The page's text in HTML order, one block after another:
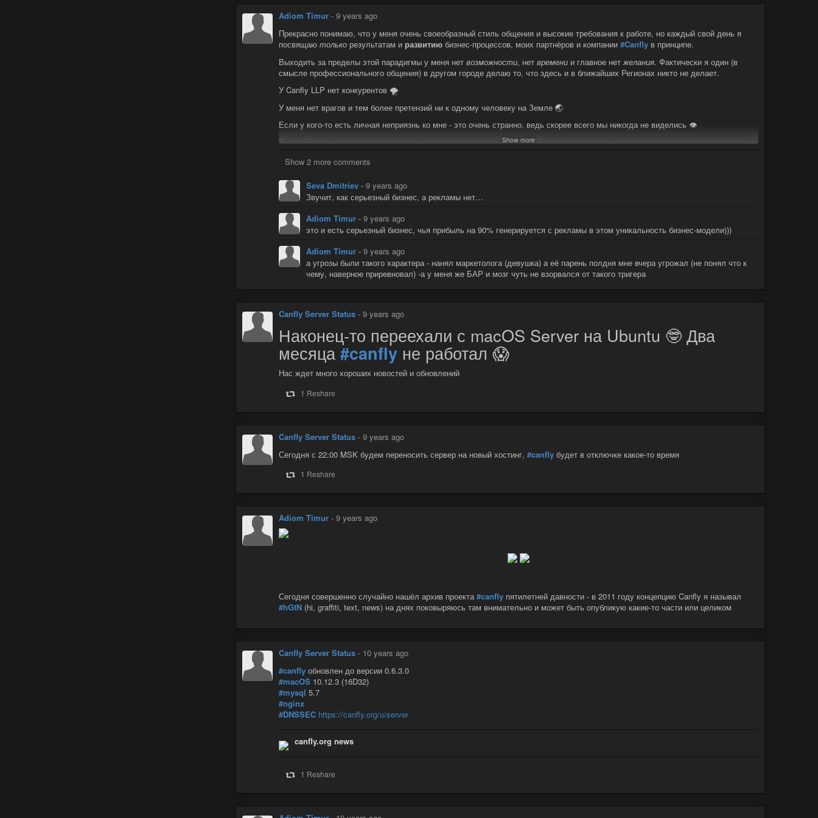
#lang_ru #canfly #vzm
ps) некоторыми идеями я делился вк тутhttps://vk.com/club18118001 но больше я этого делать не буду
все такое)
#lang_ru
PS) я кстати пишу эти посты не для того, чтобы увидеть в комментариях бессмысленный набор букв, кроме
albabosh@russiandiaspora.org
такое ощущение, что почти никто не умеет поддерживать разговор.
Это открытая социальная сеть - будь открытыми 🥑
diaspora* is the online social world where you are in control.
Adiom Timur - 9 years ago
Прекрасно понимаю, что у меня очень своеобразный стиль общения и высокие требования к работе, но каждый свой день я
посвящаю только результатам и развитию бизнес-процессов, моих партнёров и компании #Canfly в принципе.
Выходить за пределы этой парадигмы у меня нет возможности, нет времени и главное нет желания. Фактически я один (в
смысле профессионального общения) в другом городе делаю то, что здесь и в ближайших Регионах никто не делает.
У Canfly LLP нет конкурентов 🌪
У меня нет врагов и тем более претензий ни к одному человеку на Земле 🌏
Если у кого-то есть личная неприязнь ко мне - это очень странно, ведь скорее всего мы никогда не виделись 👁
Задумайтесь, на чем основаны ваши нападки, где в них я и#Canfly. Лично я не мог и не намерен разрушить то, что кому-то
модели из уцелевших остатков разрушенных старых систем.
Пожалуйста, пишите мне
если вы мой друг.
Show more
Show 2 more comments
Seva Dmitriev - 9 years ago
Звучит, как серьезный бизнес, а рекламы нет…
Adiom Timur - 9 years ago
это и есть серьезный бизнес, чья прибыль на 90% генерируется с рекламы в этом уникальность бизнес-модели)))
Adiom Timur - 9 years ago
а угрозы были такого характера - нанял маркетолога (девушка) а её парень полдня мне вчера угрожал (не понял что к
чему, наверное приревновал) -а у меня же БАР и мозг чуть не взорвался от такого тригера
Canfly Server Status - 9 years ago
Наконец-то переехали с macOS Server на Ubuntu 🤓 Два
месяца #canfly не работал 😱
Нас ждет много хороших новостей и обновлений
1 Reshare
Canfly Server Status - 9 years ago
Сегодня с 22:00 MSK будем переносить сервер на новый хостинг, #canfly будет в отключке какое-то время
1 Reshare
Adiom Timur - 9 years ago
Сегодня совершенно случайно нашёл архив проекта #canfly пятилетней давности - в 2011 году концепцию Canfly я называл
#hGtN (hi, graffiti, text, news) на днях поковыряюсь там внимательно и может быть опубликую какие-то части или целиком
Canfly Server Status - 10 years ago
#canfly обновлен до версии 0.6.3.0
#macOS 10.12.3 (16D32)
#mysql 5.7
#nginx
#DNSSEC https://canfly.org/u/server
canfly.org news
1 Reshare